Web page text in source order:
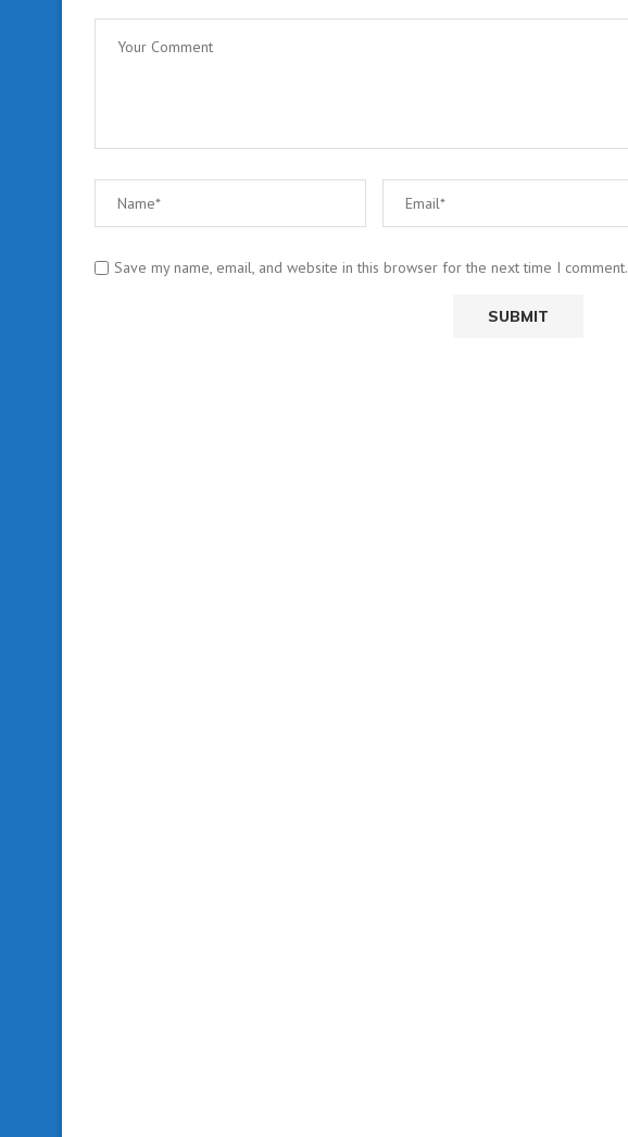
Save my name, email, and website in this browser for the next time I comment.